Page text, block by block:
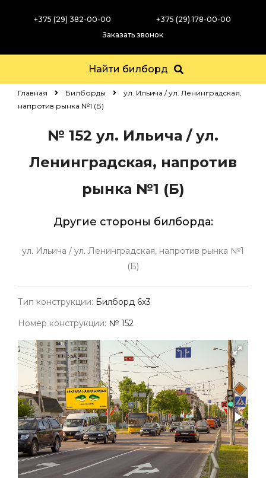
+375 (29) 382-00-00
+375 (29) 178-00-00
Заказать звонок
Найти билборд
Главная Билборды
ул. Ильича / ул. Ленинградская,
напротив рынка №1 (Б)
№ 152 ул. Ильича / ул.
Ленинградская, напротив
рынка №1 (Б)
Другие стороны билборда:
ул. Ильича / ул. Ленинградская, напротив рынка №1
(Б)
Тип конструкции: Билборд 6х3
Номер конструкции: № 152